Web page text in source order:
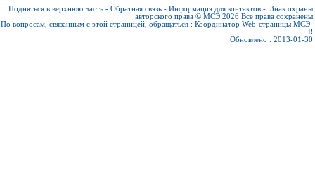
Подняться в верхнюю часть - Обратная связь - Информация для контактов - Знак охраны
авторского права © МСЭ 2026 Все права сохранены
По вопросам, связанным с этой страницей, обращаться : Координатор Web-страницы МСЭ-
R
Обновлено : 2013-01-30